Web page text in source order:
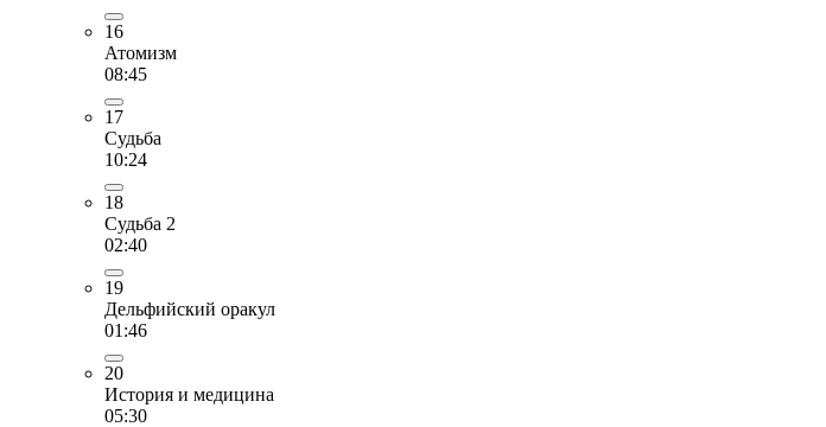
16
Атомизм
08:45
17
Судьба
10:24
18
Судьба 2
02:40
19
Дельфийский оракул
01:46
20
История и медицина
05:30